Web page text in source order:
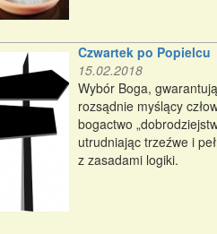
Czwartek po Popielcu
15.02.2018
Wybór Boga,
rozsądnie myślący
bogactwo
utrudniając trzeźwe i
z zasadami logiki.